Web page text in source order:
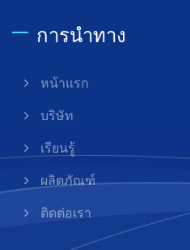
การนำทาง
หน้าแรก
บริษัท
เรียนรู้
ผลิตภัณฑ์
ติดต่อเรา